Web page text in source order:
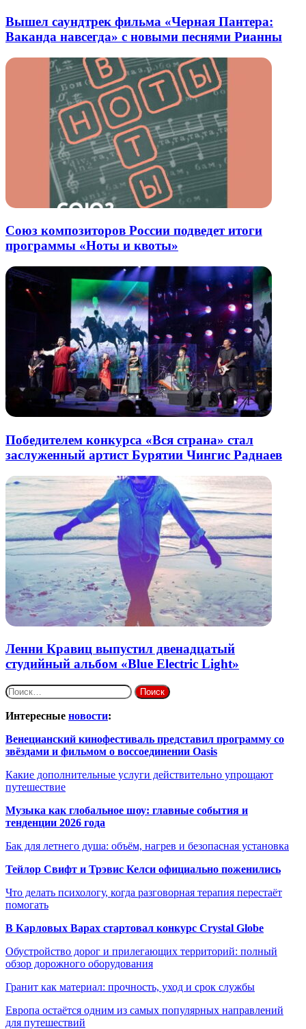
Вышел саундтрек фильма «Черная Пантера:
Ваканда навсегда» с новыми песнями Рианны
Союз композиторов России подведет итоги
программы «Ноты и квоты»
Победителем конкурса «Вся страна» стал
заслуженный артист Бурятии Чингис Раднаев
Ленни Кравиц выпустил двенадцатый
студийный альбом «Blue Electric Light»
Найти:
Интересные новости:
Венецианский кинофестиваль представил программу со
звёздами и фильмом о воссоединении Oasis
Какие дополнительные услуги действительно упрощают
путешествие
Музыка как глобальное шоу: главные события и
тенденции 2026 года
Бак для летнего душа: объём, нагрев и безопасная установка
Тейлор Свифт и Трэвис Келси официально поженились
Что делать психологу, когда разговорная терапия перестаёт
помогать
В Карловых Варах стартовал конкурс Crystal Globe
Обустройство дорог и прилегающих территорий: полный
обзор дорожного оборудования
Гранит как материал: прочность, уход и срок службы
Европа остаётся одним из самых популярных направлений
для путешествий